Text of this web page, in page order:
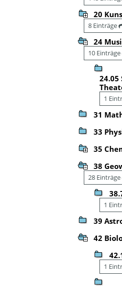
20
8 Einträge
24
10 Einträge
24.05
1
31
33
35
38
28 Einträge
1
39
42
1